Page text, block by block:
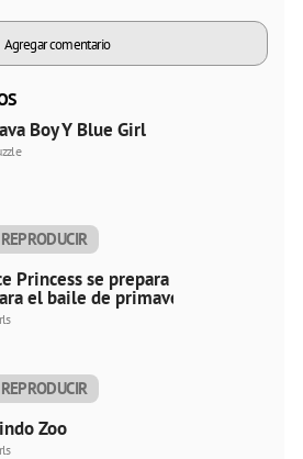
Agregar comentario
Boy Y Blue Girl
REPRODUCIR
Princess se prepara
el baile de primavera
REPRODUCIR
Zoo